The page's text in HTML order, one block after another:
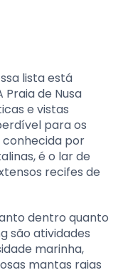
lista está
Praia de Nusa
e vistas
para os
conhecida por
é o lar de
recifes de
dentro quanto
são atividades
marinha,
mantas raias